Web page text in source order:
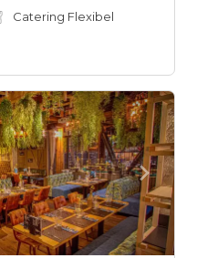
Catering Flexibel